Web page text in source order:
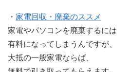
・ 家電回収・廃棄のススメ
家電やパソコンを廃棄するには
有料になってしまうんですが、
大抵の一般家電ならば、